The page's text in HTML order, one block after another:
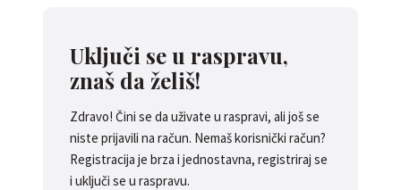
Uključi se u raspravu,
znaš da želiš!
Zdravo! Čini se da uživate u raspravi, ali još se
niste prijavili na račun. Nemaš korisnički račun?
Registracija je brza i jednostavna, registriraj se
i uključi se u raspravu.